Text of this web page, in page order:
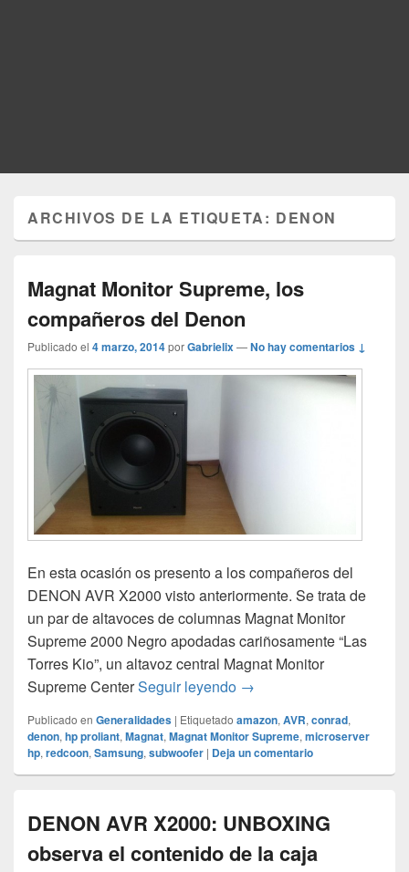
ARCHIVOS DE LA ETIQUETA: DENON
Magnat Monitor Supreme, los
compañeros del Denon
Publicado el 4 marzo, 2014porGabrielix—No hay comentarios ↓
En esta ocasión os presento a los compañeros del
DENON AVR X2000 visto anteriormente. Se trata de
un par de altavoces de columnas Magnat Monitor
Supreme 2000 Negro apodadas cariñosamente “Las
Torres Kio”, un altavoz central Magnat Monitor
Supreme CenterSeguir leyendo Magnat Monitor
→
Publicado en Generalidades | Etiquetado amazon, AVR, conrad,
denon, hp proliant, Magnat, Magnat Monitor Supreme, microserver
hp, redcoon, Samsung, subwoofer | Deja un comentario
DENON AVR X2000: UNBOXING
observa el contenido de la caja